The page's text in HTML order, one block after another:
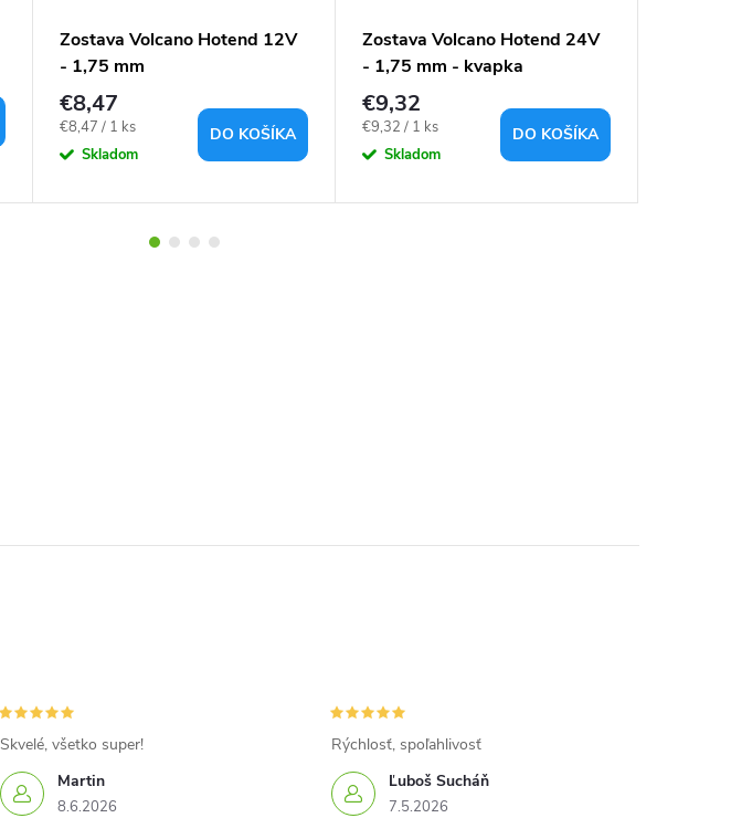
Zostava Volcano Hotend 12V
- 1,75 mm
€8,47
Jednotková
cena:
€8,47 / 1 ks
Skladom
DO KOŠÍKA
Zostava Volcano Hotend 24V
- 1,75 mm - kvapka
€9,32
Jednotková
cena:
€9,32 / 1 ks
Skladom
DO KOŠÍKA
Martin
8.6.2026
Skvelé, všetko super!
Ľuboš Sucháň
7.5.2026
Rýchlosť, spoľahlivosť